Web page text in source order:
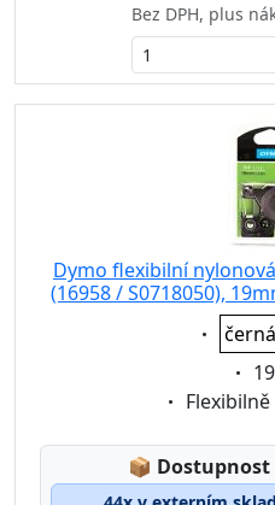
Bez DPH, plus
Dymo flexibilní
(16958 / S0718050),
Eigenschaft:
📦